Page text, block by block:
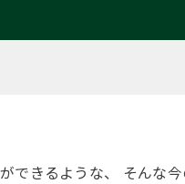
できるような、 そんな